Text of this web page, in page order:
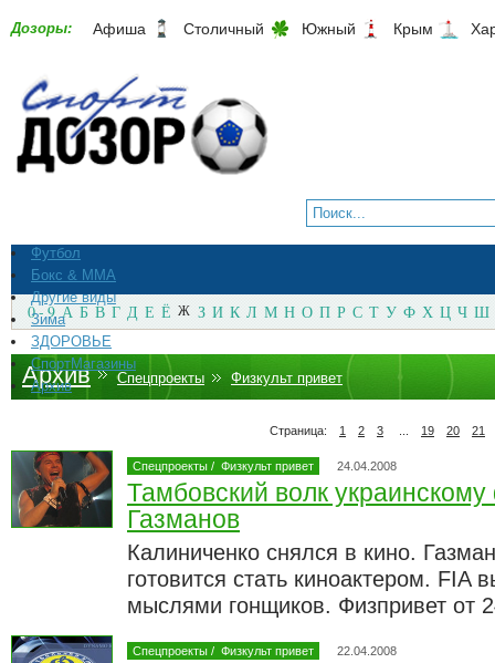
Дозоры: Афиша Столичный Южный Крым
Футбол
Бокс & ММА
Другие виды
Зима
ЗДОРОВЬЕ
СпортМагазины
Архив
0 - 9 А Б В Г Д Е Ё Ж З И К Л М Н О П Р С Т У Ф Х Ц Ч Ш
Архив Спецпроекты Физкульт привет
Страница: 1 2 3 19 20 21
Спецпроекты / Физкульт привет 24.04.2008
Тамбовский волк
Газманов
Калиниченко снялся в кино.
готовится стать киноактером.
мыслями гонщиков. Физпривет от
Спецпроекты / Физкульт привет 22.04.2008